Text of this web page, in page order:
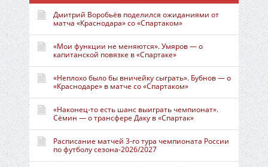
Дмитрий Воробьёв поделился ожиданиями от
матча «Краснодара» со «Спартаком»
«Мои функции не меняются». Умяров — о
капитанской повязке в «Спартаке»
«Неплохо было бы вничейку сыграть». Бубнов — о
«Краснодаре» в матче со «Спартаком»
«Наконец-то есть шанс выиграть чемпионат».
Сёмин — о трансфере Даку в «Спартак»
Расписание матчей 3-го тура чемпионата России
по футболу сезона-2026/2027